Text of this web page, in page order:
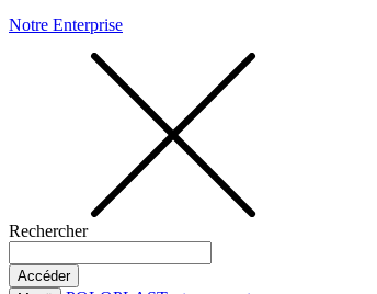
Notre Enterprise
Rechercher